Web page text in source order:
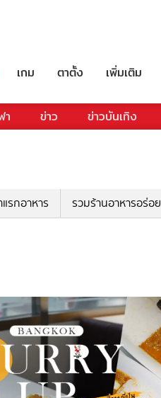
เกม ตาตั้ง เพิ่มเติม
า ข่าว ข่าวบันเทิง
รกอาหาร รวมร้านอาหารอร่อย